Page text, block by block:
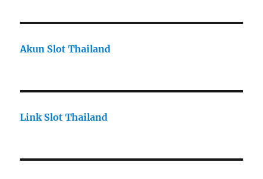
Akun Slot Thailand
Link Slot Thailand